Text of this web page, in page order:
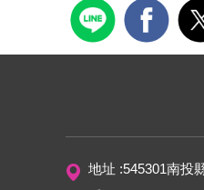
地址 :545301南投